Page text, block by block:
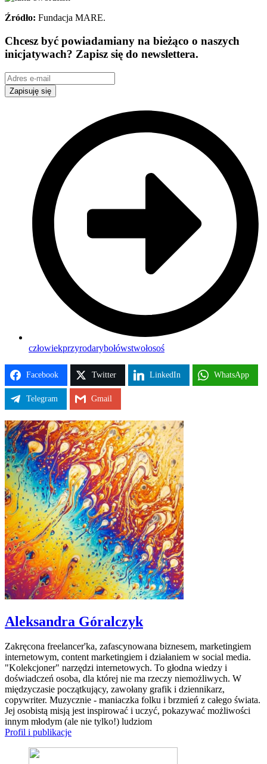
Źródło: Fundacja MARE.
Chcesz być powiadamiany na bieżąco o naszych
inicjatywach? Zapisz się do newslettera.
Zapisuję się
człowiekprzyrodarybołówstwołosoś
Facebook Twitter LinkedIn WhatsApp
Telegram Gmail
Aleksandra Góralczyk
Zakręcona freelancer'ka, zafascynowana biznesem, marketingiem
internetowym, content marketingiem i działaniem w social media.
"Kolekcjoner" narzędzi internetowych. To głodna wiedzy i
doświadczeń osoba, dla której nie ma rzeczy niemożliwych. W
międzyczasie początkujący, zawołany grafik i dziennikarz,
copywriter. Muzycznie - maniaczka folku i brzmień z całego świata.
Jej osobistą misją jest inspirować i uczyć, pokazywać możliwości
innym młodym (ale nie tylko!) ludziom
Profil i publikacje